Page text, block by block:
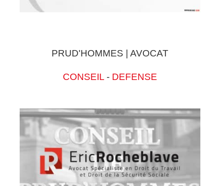
PRUD'HOMMES | AVOCAT
CONSEIL - DEFENSE